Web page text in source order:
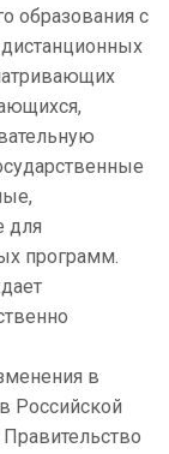
образования с
для
программ.
в
Российской